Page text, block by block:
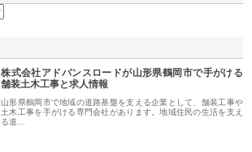
株式会社アドバンスロードが山形県鶴岡市で手がける
舗装土木工事と求人情報
山形県鶴岡市で地域の道路基盤を支える企業として、舗装工事や
土木工事を手がける専門会社があります。地域住民の生活を支え
る道…